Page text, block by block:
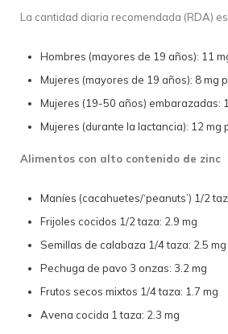
La cantidad diaria recomendada (RDA)
Hombres (mayores de 19 años): 11
Mujeres (mayores de 19 años): 8 mg
Mujeres (19-50 años) embarazadas:
Mujeres (durante la lactancia): 12 mg
Alimentos con alto contenido de zinc
Maníes (cacahuetes/‘peanuts’) 1/2
Frijoles cocidos 1/2 taza: 2.9 mg
Semillas de calabaza 1/4 taza: 2.5 mg
Pechuga de pavo 3 onzas: 3.2 mg
Frutos secos mixtos 1/4 taza: 1.7 mg
Avena cocida 1 taza: 2.3 mg